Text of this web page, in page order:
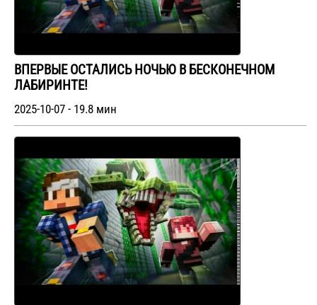
ВПЕРВЫЕ ОСТАЛИСЬ НОЧЬЮ В БЕСКОНЕЧНОМ
ЛАБИРИНТЕ!
2025-10-07 - 19.8 мин